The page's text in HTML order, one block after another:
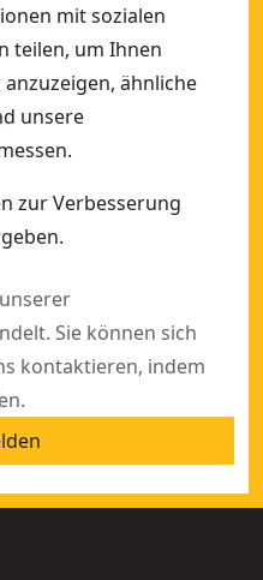
mit sozialen
teilen, um Ihnen
ähnliche
unsere
zur Verbesserung
Sie können sich
kontaktieren, indem